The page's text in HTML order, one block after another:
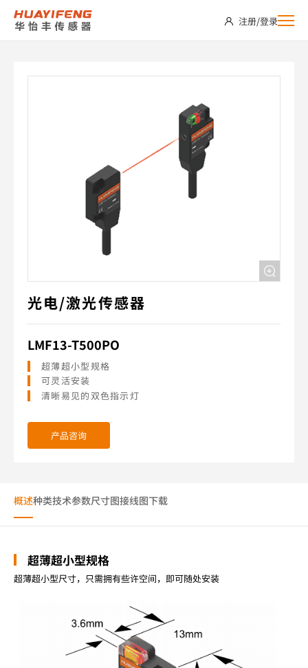
LMF13-
T500PO
注册/登录
光电/激光传感器
LMF13-T500PO
超薄超小型规格
可灵活安装
清晰易见的双色指示灯
产品咨询
概述种类技术参数尺寸图接线图下载
超薄超小型规格
超薄超小型尺寸，只需拥有些许空间，即可随处安装